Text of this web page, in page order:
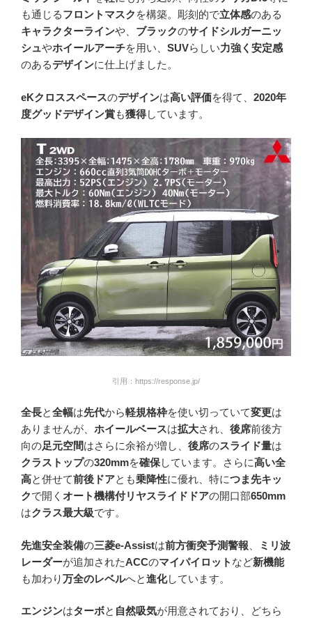
も通じるフロントマスク を構築。彫刻的で立体感のある
キャラクターラインや、 ブラックのサイドシルガーニッ
シュやホイールアーチを用い、 SUVらしい力強く安定感
のあるデザインに仕上げました。
eKクロススペースのデザインは高い評価を得て、 2020年
度グッドデザイン賞も獲得しています。
引用：https://response.jp/
全長と全幅は先代から軽規格枠を使い切っていて変更は
ありませんが、 ホイールベースは拡大され、 後席前後方
向の足元空間はさらに余裕が増し、 後席のスライド量は
クラストップの320mmを確保しています。さらに高い全
高と併せて前後ドアとも乗降性に優れ、特につま先キッ
クで開く オート機構付リヤスライドドアの開口部650mm
はクラス最大級です。
先進安全装備の三菱e-Assistは前方衝突予測警報
ミリ波
レーダーが追加されたACCのマイパイロット など新機能
も加わり万全のレベルへと進化しています。
エンジンはターボと 自然吸気が用意されており、どちら